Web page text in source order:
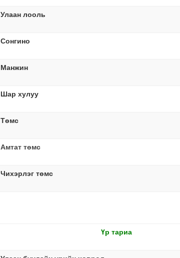
Улаан лооль
Сонгино
Манжин
Шар хулуу
Төмс
Амтат төмс
Чихэрлэг төмс
Үр тариа